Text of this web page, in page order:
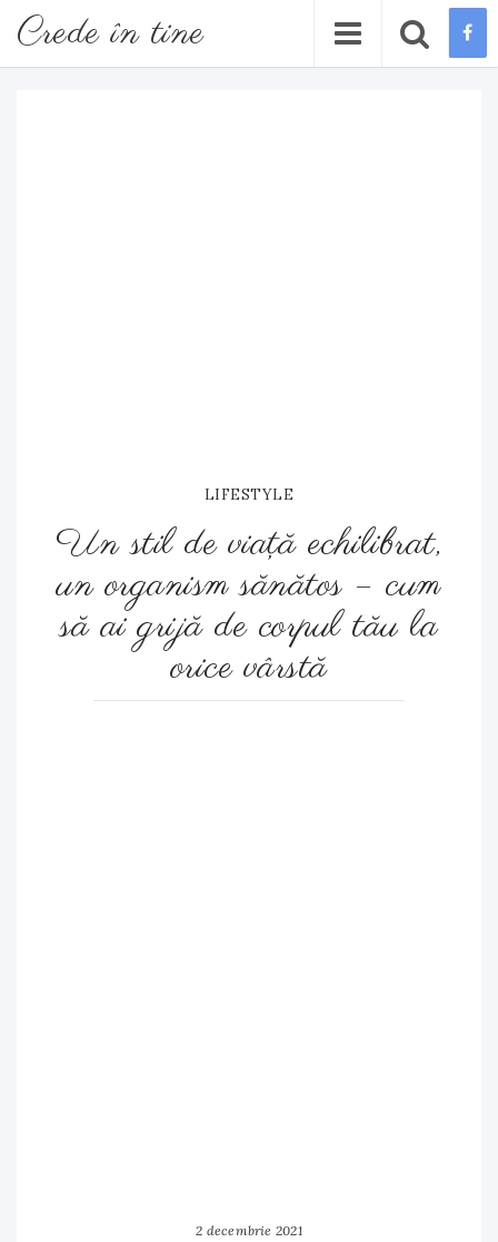
Crede în tine
LIFESTYLE
Un stil de viaţă echilibrat,
un organism sănătos – cum
să ai grijă de corpul tău la
orice vârstă
2 decembrie 2021